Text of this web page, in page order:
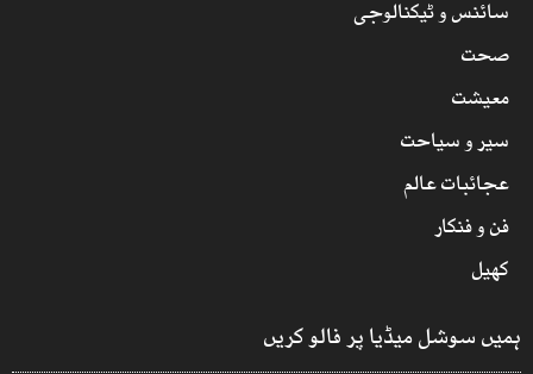
سائنس و ٹیکنالوجی
صحت
معیشت
سیر و سیاحت
عجائبات عالم
فن و فنکار
کھیل
ہمیں سوشل میڈیا پر فالو کریں